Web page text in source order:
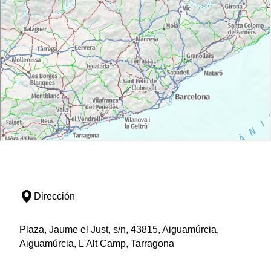
Dirección
Plaza, Jaume el Just, s/n, 43815, Aiguamúrcia,
Aiguamúrcia, L'Alt Camp, Tarragona